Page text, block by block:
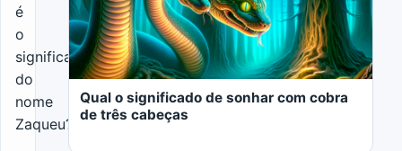
é
o
significado
do
nome
Zaqueu?
LER MAIS
Qual o significado de sonhar com cobra
de três cabeças